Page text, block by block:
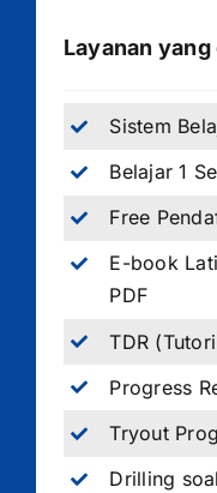
Layanan
Sistem
Belajar 1
Free
E-book
PDF
TDR
Progress
Tryout
Drilling soal